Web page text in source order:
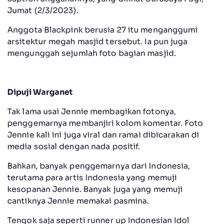
Jumat (2/3/2023).
Anggota Blackpink berusia 27 itu menganggumi
arsitektur megah masjid tersebut. Ia pun juga
mengunggah sejumlah foto bagian masjid.
Dipuji Warganet
Tak lama usai Jennie membagikan fotonya,
penggemarnya membanjiri kolom komentar. Foto
Jennie kali ini juga viral dan ramai dibicarakan di
media sosial dengan nada positif.
Bahkan, banyak penggemarnya dari Indonesia,
terutama para artis Indonesia yang memuji
kesopanan Jennie. Banyak juga yang memuji
cantiknya Jennie memakai pasmina.
Tengok saja seperti runner up Indonesian Idol